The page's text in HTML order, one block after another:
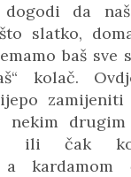
da
slatko,
baš sve
kolač.
nekim
ili čak
a kardamom